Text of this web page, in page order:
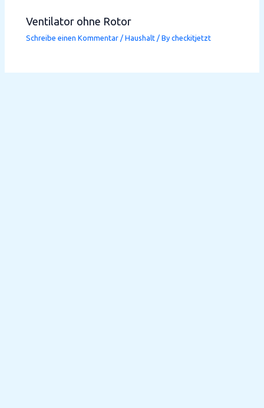
Ventilator ohne Rotor
Schreibe einen Kommentar /Haushalt / Bycheckitjetzt